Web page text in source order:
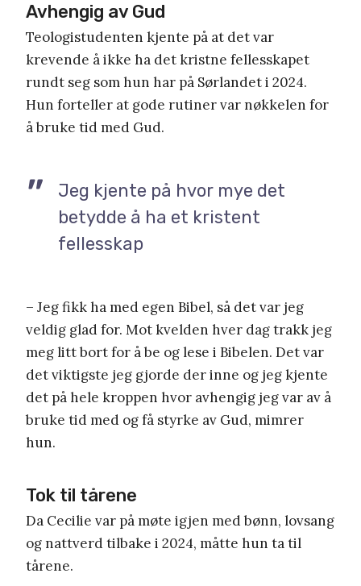
Avhengig av Gud
Teologistudenten kjente på at det var
krevende å ikke ha det kristne fellesskapet
rundt seg som hun har på Sørlandet i 2024.
Hun forteller at gode rutiner var nøkkelen for
å bruke tid med Gud.
Jeg kjente på hvor mye det
betydde å ha et kristent
fellesskap
– Jeg fikk ha med egen Bibel, så det var jeg
veldig glad for. Mot kvelden hver dag trakk jeg
meg litt bort for å be og lese i Bibelen. Det var
det viktigste jeg gjorde der inne og jeg kjente
det på hele kroppen hvor avhengig jeg var av å
bruke tid med og få styrke av Gud, mimrer
hun.
Tok til tårene
Da Cecilie var på møte igjen med bønn, lovsang
og nattverd tilbake i 2024, måtte hun ta til
tårene.